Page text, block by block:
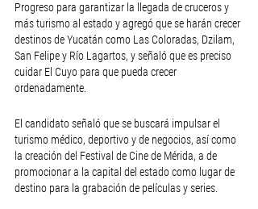
Progreso para garantizar la llegada de cruceros y
más turismo al estado y agregó que se harán crecer
destinos de Yucatán como Las Coloradas, Dzilam,
San Felipe y Río Lagartos, y señaló que es preciso
cuidar El Cuyo para que pueda crecer
ordenadamente.
El candidato señaló que se buscará impulsar el
turismo médico, deportivo y de negocios, así como
la creación del Festival de Cine de Mérida, a de
promocionar a la capital del estado como lugar de
destino para la grabación de películas y series.